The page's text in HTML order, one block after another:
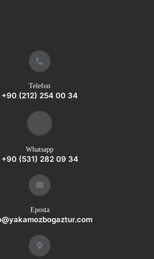
Telefon
+90 (212) 254 00 34
Whatsapp
+90 (531) 282 09 34
Eposta